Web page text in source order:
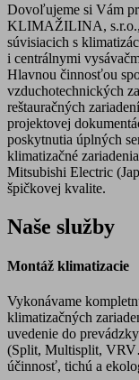
Dovoľujeme si Vám
KLIMAŽILINA, s.r.o.,
súvisiacich s
i centrálnymi
Hlavnou činnosťou
vzduchotechnických
reštauračných
projektovej
poskytnutia úplných
klimatizačné
Mitsubishi Electric
špičkovej kvalite.
Naše služby
Montáž klimatizacie
Vykonávame
klimatizačných
uvedenie do
(Split, Multisplit,
účinnosť, tichú a